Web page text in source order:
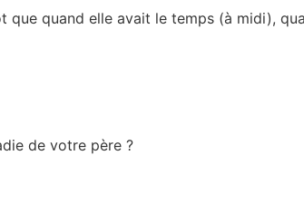
que quand elle avait le temps (à midi),
de votre père ?